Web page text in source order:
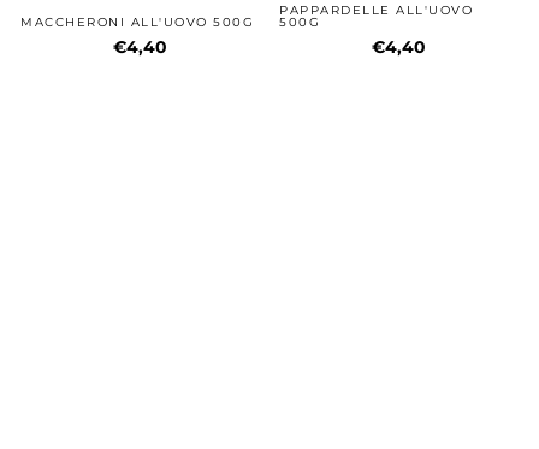
MACCHERONI ALL'UOVO 500G
€4,40
PAPPARDELLE ALL'UOVO
500G
€4,40